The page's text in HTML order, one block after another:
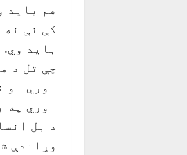
هم باید
کې نې
باید
چې تل د
اوري او
اوري په
وړاندې